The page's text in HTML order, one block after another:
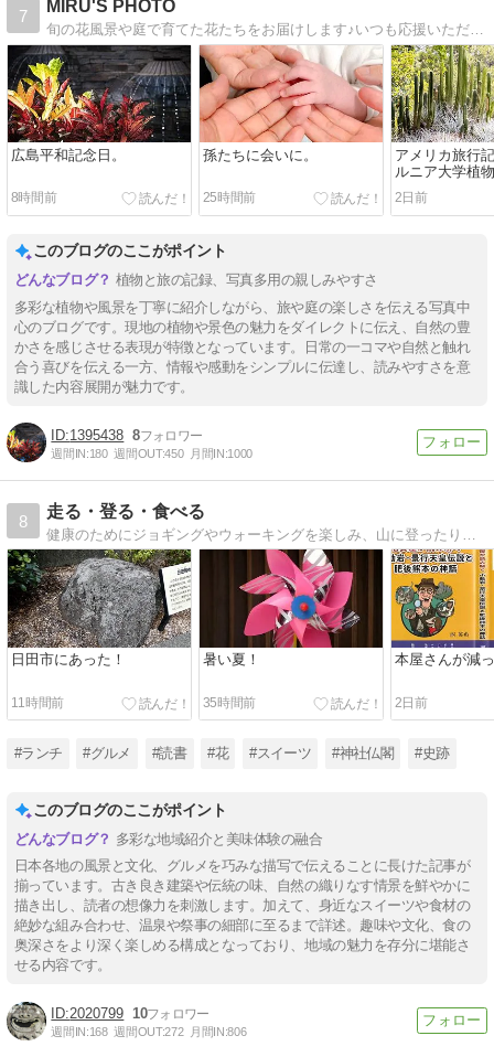
7
MIRU'S PHOTO
旬の花風景や庭で育てた花たちをお届けします♪いつも応援いただきありがとうございます☆
広島平和記念日。
8時間前
孫たちに会いに。
25時間前
アメリカ旅行
ルニア大学植
レーvol.8。
2日前
このブログのここがポイント
植物と旅の記録、写真多用の親しみやすさ
多彩な植物や風景を丁寧に紹介しながら、旅や庭の楽しさを伝える写真中
心のブログです。現地の植物や景色の魅力をダイレクトに伝え、自然の豊
かさを感じさせる表現が特徴となっています。日常の一コマや自然と触れ
合う喜びを伝える一方、情報や感動をシンプルに伝達し、読みやすさを意
識した内容展開が魅力です。
1395438 8
週間IN:180 週間OUT:450 月間IN:1000
8
走る・登る・食べる
日田市にあった！
11時間前
暑い夏！
35時間前
本屋さんが減
2日前
#ランチ #グルメ #読書 #花 #スイーツ #神社仏閣 #史跡
このブログのここがポイント
多彩な地域紹介と美味体験の融合
日本各地の風景と文化、グルメを巧みな描写で伝えることに長けた記事が
揃っています。古き良き建築や伝統の味、自然の織りなす情景を鮮やかに
描き出し、読者の想像力を刺激します。加えて、身近なスイーツや食材の
絶妙な組み合わせ、温泉や祭事の細部に至るまで詳述。趣味や文化、食の
奥深さをより深く楽しめる構成となっており、地域の魅力を存分に堪能さ
せる内容です。
2020799 10
週間IN:168 週間OUT:272 月間IN:806